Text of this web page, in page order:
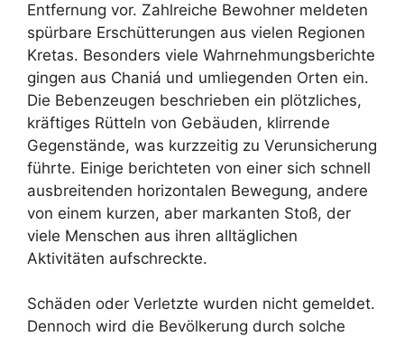
Entfernung vor. Zahlreiche Bewohner meldeten
spürbare Erschütterungen aus vielen Regionen
Kretas. Besonders viele Wahrnehmungsberichte
gingen aus Chaniá und umliegenden Orten ein.
Die Bebenzeugen beschrieben ein plötzliches,
kräftiges Rütteln von Gebäuden, klirrende
Gegenstände, was kurzzeitig zu Verunsicherung
führte. Einige berichteten von einer sich schnell
ausbreitenden horizontalen Bewegung, andere
von einem kurzen, aber markanten Stoß, der
viele Menschen aus ihren alltäglichen
Aktivitäten aufschreckte.
Schäden oder Verletzte wurden nicht gemeldet.
Dennoch wird die Bevölkerung durch solche